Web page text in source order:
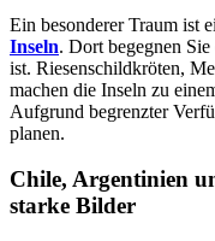
Ein besonderer Traum ist
Inseln. Dort begegnen
ist. Riesenschildkröten,
machen die Inseln zu
Aufgrund begrenzter
planen.
Chile, Argentinien
starke Bilder